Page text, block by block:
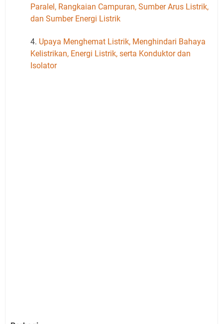
Paralel, Rangkaian Campuran, Sumber Arus Listrik,
dan Sumber Energi Listrik
4. Upaya Menghemat Listrik, Menghindari Bahaya
Kelistrikan, Energi Listrik, serta Konduktor dan
Isolator